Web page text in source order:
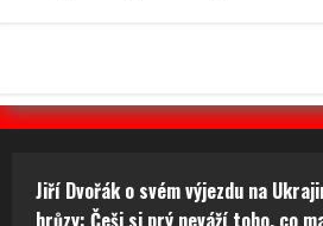
Jiří Dvořák o svém výjezdu na